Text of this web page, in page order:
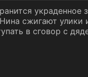
украденное
сжигают
в сговор с